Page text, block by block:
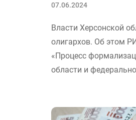
07.06.2024
Власти Херсонской
олигархов. Об этом
«Процесс
области и